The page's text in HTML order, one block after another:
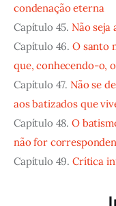
condenação eterna
Capítulo 45. Não seja
Capítulo 46.O santo
que, conhecendo-o,
Capítulo 47. Não se
aos batizados que
Capítulo 48.O
não for
Capítulo 49.Crítica